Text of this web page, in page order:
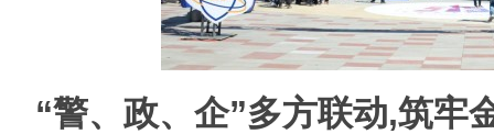
“警、政、企”多方联动,筑牢